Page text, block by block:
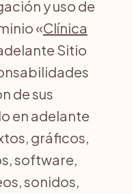
y uso de
«Clínica
Sitio
de sus
en adelante
gráficos,
software,
sonidos,